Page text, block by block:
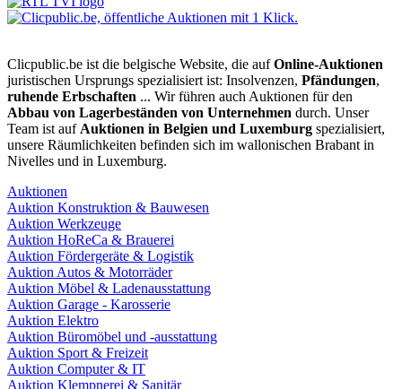
Clicpublic.be ist die belgische Website, die aufOnline-Auktionen
juristischen Ursprungs spezialisiert ist: Insolvenzen, Pfändungen,
ruhende Erbschaften ... Wir führen auch Auktionen für den
Abbau von Lagerbeständen von Unternehmen durch. Unser
Team ist auf Auktionen in Belgien und Luxemburg spezialisiert,
unsere Räumlichkeiten befinden sich im wallonischen Brabant in
Nivelles und in Luxemburg.
Auktionen
Auktion Konstruktion & Bauwesen
Auktion Werkzeuge
Auktion HoReCa & Brauerei
Auktion Fördergeräte & Logistik
Auktion Autos & Motorräder
Auktion Möbel & Ladenausstattung
Auktion Garage - Karosserie
Auktion Elektro
Auktion Büromöbel und -ausstattung
Auktion Sport & Freizeit
Auktion Computer & IT
Auktion Klempnerei & Sanitär